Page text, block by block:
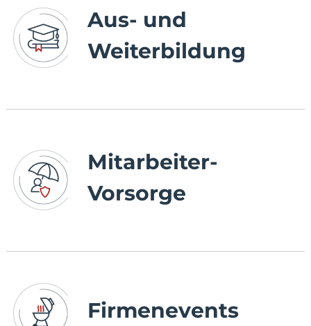
Aus- und
Weiterbildung
Mitarbeiter-
Vorsorge
Firmenevents